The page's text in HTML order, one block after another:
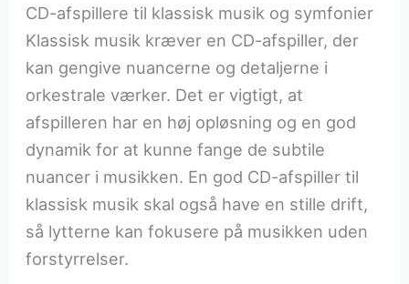
CD-afspillere til klassisk musik og symfonier
Klassisk musik kræver en CD-afspiller, der
kan gengive nuancerne og detaljerne i
orkestrale værker. Det er vigtigt, at
afspilleren har en høj opløsning og en god
dynamik for at kunne fange de subtile
nuancer i musikken. En god CD-afspiller til
klassisk musik skal også have en stille drift,
så lytterne kan fokusere på musikken uden
forstyrrelser.